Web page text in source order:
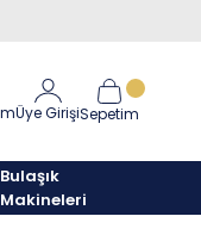
Üye GirişiSepetim
Bulaşık
Makineleri